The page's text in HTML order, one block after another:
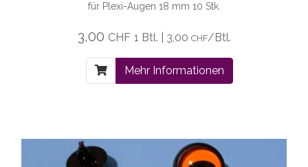
für Plexi-Augen 18 mm 10 Stk.
3,00 CHF 1 Btl. | 3,00 CHF/Btl.
Mehr Informationen